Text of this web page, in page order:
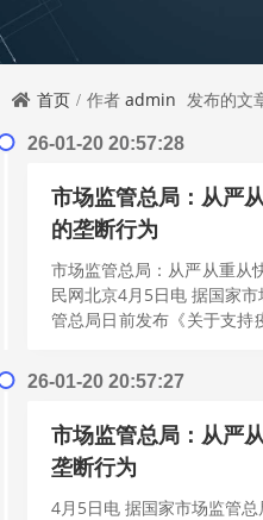
首页 作者 admin 发布的文
26-01-20 20:57:28
市场监管总局：从严
的垄断行为
市场监管总局：从严从重从
民网北京4月5日电 据国家
管总局日前发布《关于支持
26-01-20 20:57:27
市场监管总局：从严
垄断行为
4月5日电 据国家市场监管